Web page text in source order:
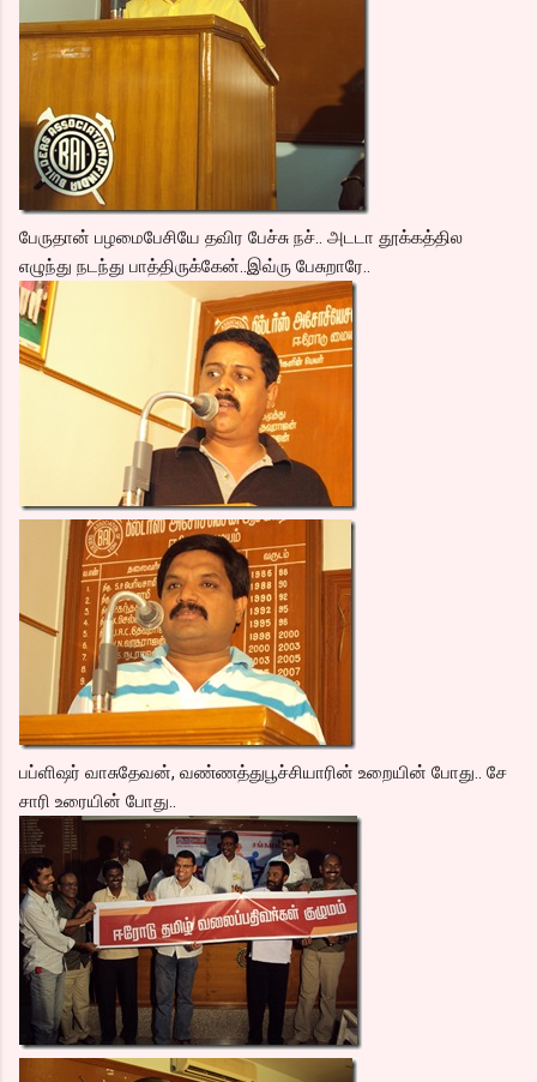
பேருதான் பழமைபேசியே தவிர பேச்சு நச்.. அடடா தூக்கத்தில
எழுந்து நடந்து பாத்திருக்கேன்..இவ்ரு பேசுறாரே..
பப்ளிஷர் வாசுதேவன், வண்ணத்துபூச்சியாரின் உறையின் போது.. சே
சாரி உரையின் போது..